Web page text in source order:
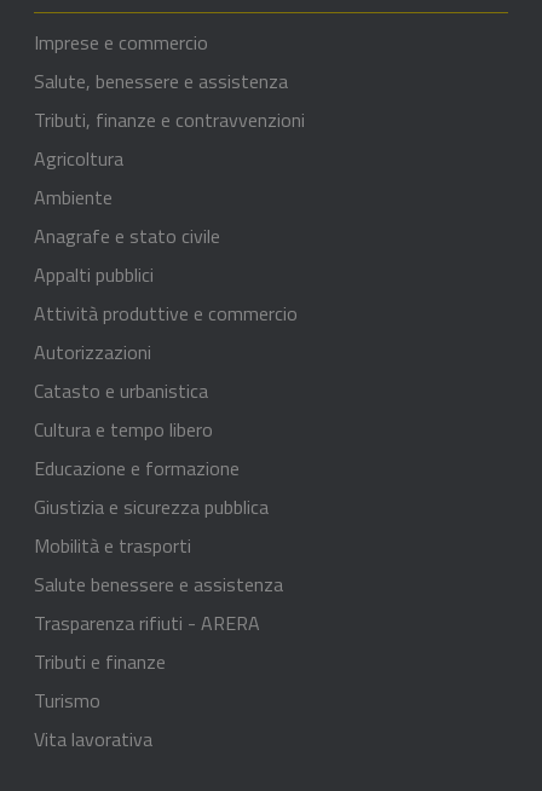
Imprese e commercio
Salute, benessere e assistenza
Tributi, finanze e contravvenzioni
Agricoltura
Ambiente
Anagrafe e stato civile
Appalti pubblici
Attività produttive e commercio
Autorizzazioni
Catasto e urbanistica
Cultura e tempo libero
Educazione e formazione
Giustizia e sicurezza pubblica
Mobilità e trasporti
Salute benessere e assistenza
Trasparenza rifiuti - ARERA
Tributi e finanze
Turismo
Vita lavorativa